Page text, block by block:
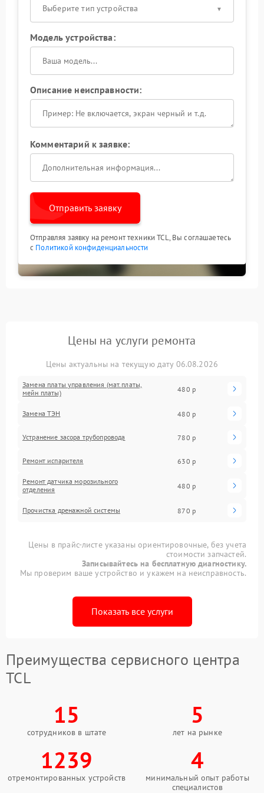
Выберите тип устройства
Модель устройства:
Описание неисправности:
Комментарий к заявке:
Отправить заявку
Отправляя заявку на ремонт техники TCL, Вы соглашаетесь
с Политикой конфиденциальности
Цены на услуги ремонта
Цены актуальны на текущую дату 06.08.2026
Замена платы управления (мат.платы,
мейн платы)
480 р
Замена ТЭН 480 р
Устранение засора трубопровода 780 р
Ремонт испарителя 630 р
Ремонт датчика морозильного
отделения
480 р
Прочистка дренажной системы 870 р
Цены в прайс-листе указаны ориентировочные, без учета
стоимости запчастей.
Записывайтесь на бесплатную диагностику.
Мы проверим ваше устройство и укажем на неисправность.
Показать все услуги
Преимущества сервисного центра
TCL
15
сотрудников в штате
5
лет на рынке
1239
отремонтированных устройств
4
минимальный опыт работы
специалистов